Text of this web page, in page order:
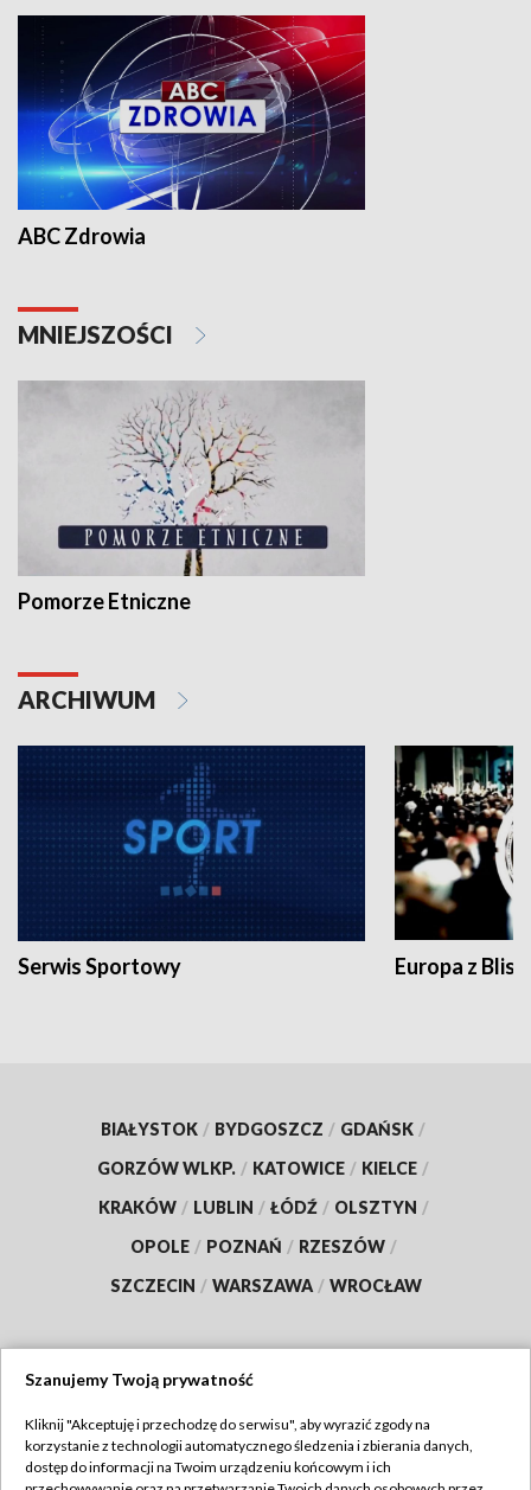
ABC Zdrowia
MNIEJSZOŚCI
Pomorze Etniczne
ARCHIWUM
Serwis Sportowy Europa z
BIAŁYSTOK / BYDGOSZCZ / GDAŃSK /
GORZÓW WLKP. / KATOWICE / KIELCE /
KRAKÓW / LUBLIN / ŁÓDŹ / OLSZTYN /
OPOLE / POZNAŃ / RZESZÓW /
SZCZECIN / WARSZAWA / WROCŁAW
TVP
Szanujemy Twoją prywatność
Kliknij "Akceptuję i przechodzę do serwisu", aby wyrazić zgody na
korzystanie z technologii automatycznego śledzenia i zbierania danych,
dostęp do informacji na Twoim urządzeniu końcowym i ich